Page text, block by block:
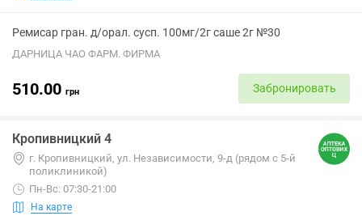
Ремисар гран. д/орал. сусп. 100мг/2г саше 2г №30
ДАРНИЦА ЧАО ФАРМ. ФИРМА
510.00 грн Забронировать
Кропивницкий 4
г. Кропивницкий, ул. Независимости, 9-д (рядом с 5-й
поликлиникой)
Пн-Вс: 07:30-21:00
На карте